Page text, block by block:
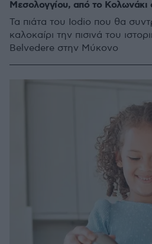
Μεσολογγίου, από το Κολωνάκι
Τα πιάτα του Iodio που θα
καλοκαίρι την πισινά του
Belvedere στην Μύκονο